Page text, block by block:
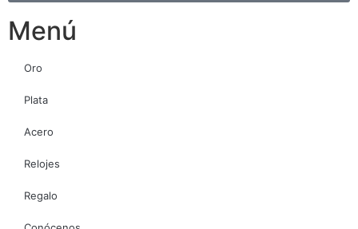
Menú
Oro
Plata
Acero
Relojes
Regalo